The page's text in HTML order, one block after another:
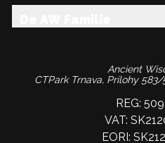
Ancient
CTPark Trnava, Prílohy 583/
REG:
VAT:
EORI: